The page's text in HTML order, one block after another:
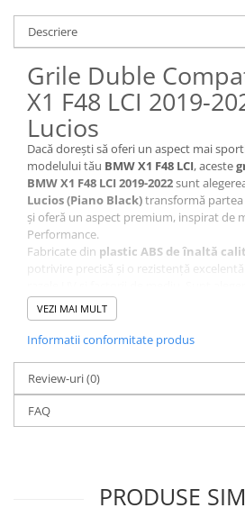
Descriere
Grile Duble
X1 F48 LCI 2019-
Lucios
Dacă dorești să oferi un aspect mai
modelului tău BMW X1 F48 LCI, aceste
BMW X1 F48 LCI 2019-2022sunt
Lucios (Piano Black)transformă
și oferă un aspect premium, inspirat de
Performance.
Fabricate din plastic ABS de înaltă
potrivire precisă și o rezistență excelentă
înlocuirea grilelor originale sau pentru un
modificări permanente.
⚠️ Acestea sunt produse aftermarket de
Avantajele
✔ Aspect sportiv inspirat de modelele
✔ Finisaj premium Negru Lucios (Piano
✔ Fabricate din plastic ABS de înaltă
✔ Potrivire perfectă pe prinderile
Compatibilitate
VEZI MAI MULT
Informatii conformitate produs
Review-uri(0)
FAQ
PRODUSE